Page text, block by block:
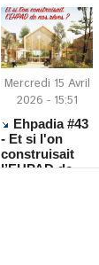
Mercredi 15 Avril
2026 - 15:51
Ehpadia #43
- Et si l'on
construisait
l’EHPAD de